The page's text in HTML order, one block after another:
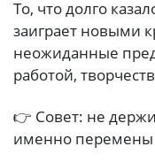
То, что долго
заиграет новыми
неожиданные
работой,
👉 Совет: не
именно перемены